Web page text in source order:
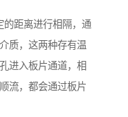
的距离进行相隔，通
质，这两种存有温
进入板片通道，相
流，都会通过板片